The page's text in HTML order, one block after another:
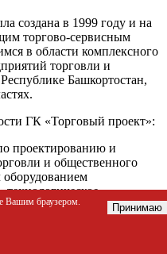
создана в 1999 году и на
торгово-сервисным
в области комплексного
торговли и
Башкортостан,
ГК «Торговый проект»:
проектированию и
и общественного
технологическое
и т.д.);
процессов и внедрения
Вашим браузером.
Принимаю